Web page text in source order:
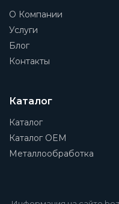
О Компании
Услуги
Блог
Контакты
Каталог
Каталог
Каталог OEM
Металлообработка